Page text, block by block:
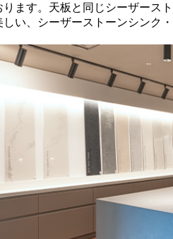
ります。天板と同じシーザース
しい、シーザーストーンシンク